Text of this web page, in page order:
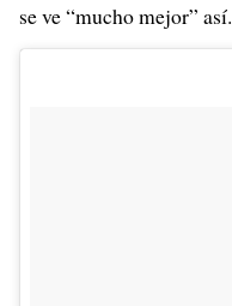
se ve “mucho mejor” así.